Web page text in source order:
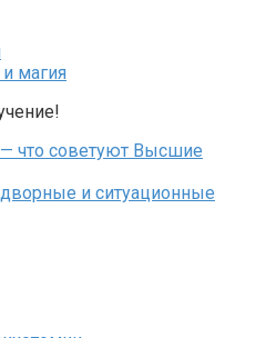
магия
что советуют Высшие
и ситуационные